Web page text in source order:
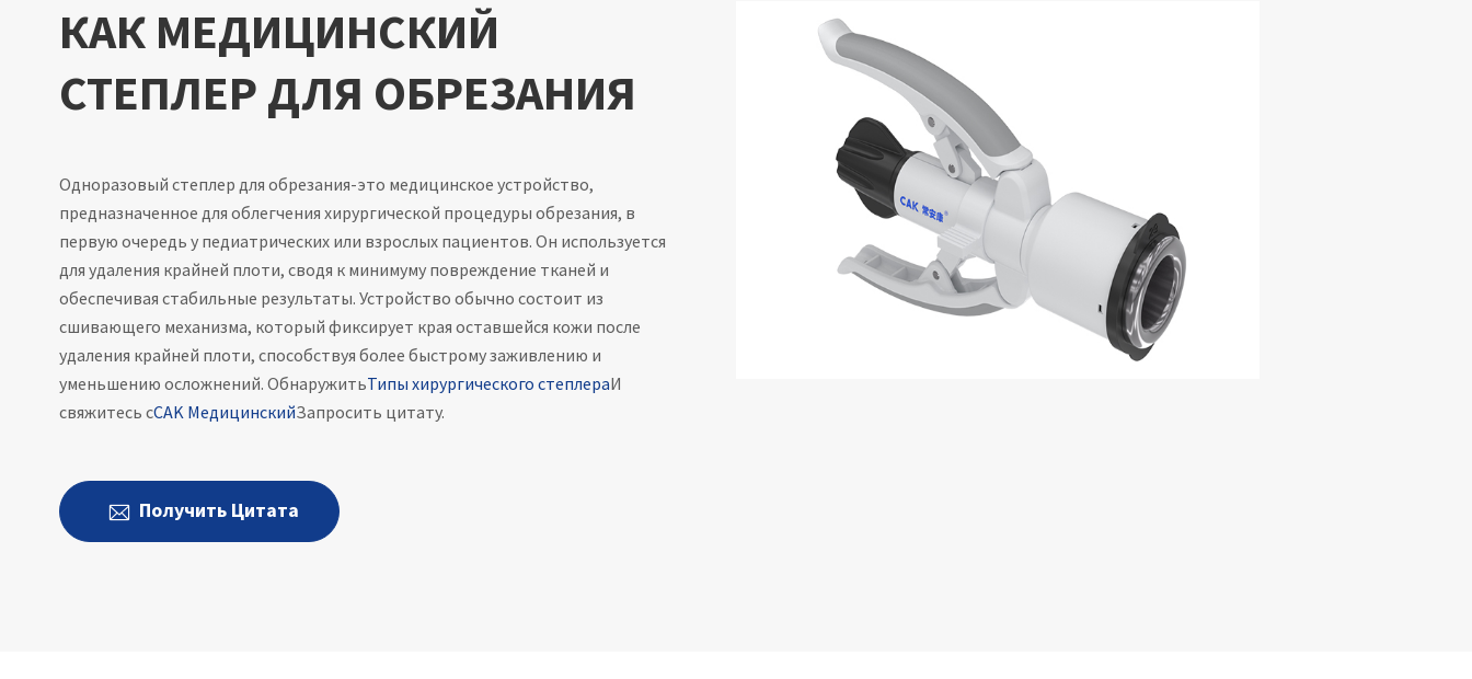
КАК МЕДИЦИНСКИЙ
СТЕПЛЕР ДЛЯ ОБРЕЗАНИЯ
Одноразовый степлер для обрезания-это медицинское устройство,
предназначенное для облегчения хирургической процедуры обрезания, в
первую очередь у педиатрических или взрослых пациентов. Он используется
для удаления крайней плоти, сводя к минимуму повреждение тканей и
обеспечивая стабильные результаты. Устройство обычно состоит из
сшивающего механизма, который фиксирует края оставшейся кожи после
удаления крайней плоти, способствуя более быстрому заживлению и
уменьшению осложнений. ОбнаружитьТипы хирургического степлераИ
свяжитесь сCAK МедицинскийЗапросить цитату.
 Получить Цитата